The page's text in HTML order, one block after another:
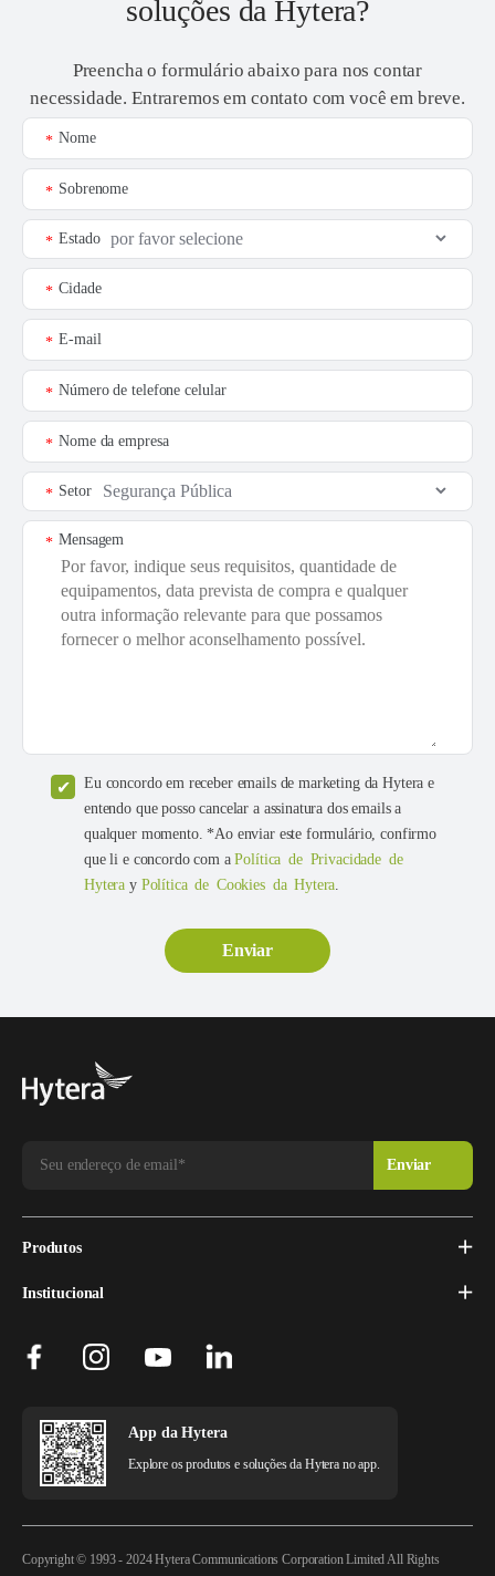
soluções da Hytera?
Preencha o formulário abaixo para nos contar
necessidade. Entraremos em contato com você em breve.
Nome
*
Sobrenome
*
Estado
*
Cidade
*
E-mail
*
Número de telefone celular
*
Nome da empresa
*
Setor
*
Mensagem
*
Eu concordo em receber emails de marketing da Hytera e
entendo que posso cancelar a assinatura dos emails a
qualquer momento. *Ao enviar este formulário, confirmo
que li e concordo com aPolítica de Privacidade de
Hytera y Política de Cookies da Hytera.
Produtos
Institucional
App da Hytera
Explore os produtos e soluções da Hytera no app.
Copyright © 1993 - 2024 Hytera Communications Corporation Limited All Rights